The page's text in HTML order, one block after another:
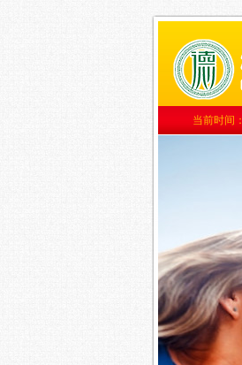
当前时间：